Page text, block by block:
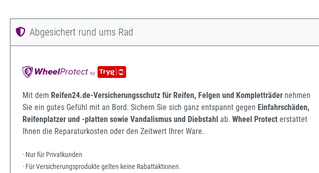
Abgesichert rund ums Rad
Mit dem Reifen24.de-Versicherungsschutz für Reifen, Felgen und Kompletträder nehmen
Sie ein gutes Gefühl mit an Bord. Sichern Sie sich ganz entspannt gegen Einfahrschäden,
Reifenplatzer und -platten sowie Vandalismus und Diebstahl ab. Wheel Protect erstattet
Ihnen die Reparaturkosten oder den Zeitwert Ihrer Ware.
· Nur für Privatkunden
· Für Versicherungsprodukte gelten keine Rabattaktionen.